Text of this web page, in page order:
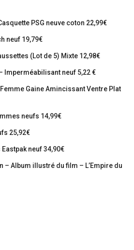
PSG neuve coton 22,99€
neuf 19,79€
(Lot de 5) Mixte 12,98€
Imperméabilisant neuf 5,22 €
Gaine Amincissant Ventre Plat
neufs 14,99€
25,92€
neuf 34,90€
Album illustré du film – L’Empire du